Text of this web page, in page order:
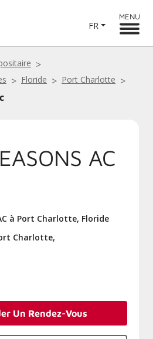
FR
MENU
Floride Port Charlotte
AC
à Port Charlotte, Floride
Charlotte,
Un Rendez-Vous